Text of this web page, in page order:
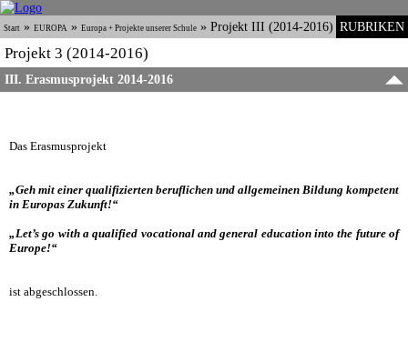
RUBRIKEN
Start » EUROPA » Europa + Projekte unserer Schule » Projekt III (2014-2016)
Projekt 3 (2014-2016)
III. Erasmusprojekt 2014-2016
Das Erasmusprojekt
„Geh mit einer qualifizierten beruflichen und allgemeinen Bildung kompetent
in Europas Zukunft!“
„Let’s go with a qualified vocational and general education into the future of
Europe!“
ist abgeschlossen.